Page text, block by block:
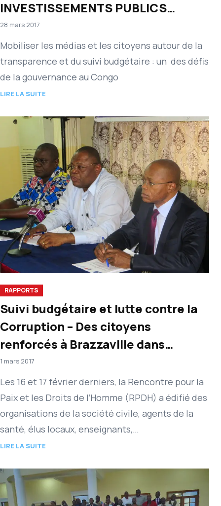
INVESTISSEMENTS PUBLICS
BRAZZAVILLE, LE 22 MARS 2017
28 mars 2017
Mobiliser les médias et les citoyens autour de la
transparence et du suivi budgétaire : un des défis
de la gouvernance au Congo
LIRE LA SUITE
RAPPORTS
Suivi budgétaire et lutte contre la
Corruption – Des citoyens
renforcés à Brazzaville dans
l’évaluation des politiques
publiques
1 mars 2017
Les 16 et 17 février derniers, la Rencontre pour la
Paix et les Droits de l’Homme (RPDH) a édifié des
organisations de la société civile, agents de la
santé, élus locaux, enseignants,…
LIRE LA SUITE